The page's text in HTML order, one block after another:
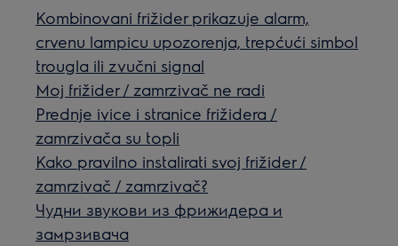
Kombinovani frižider prikazuje alarm,
crvenu lampicu upozorenja, trepćući simbol
trougla ili zvučni signal
Moj frižider / zamrzivač ne radi
Prednje ivice i stranice frižidera /
zamrzivača su topli
Kako pravilno instalirati svoj frižider /
zamrzivač / zamrzivač?
Чудни звукови из фрижидера и
замрзивача